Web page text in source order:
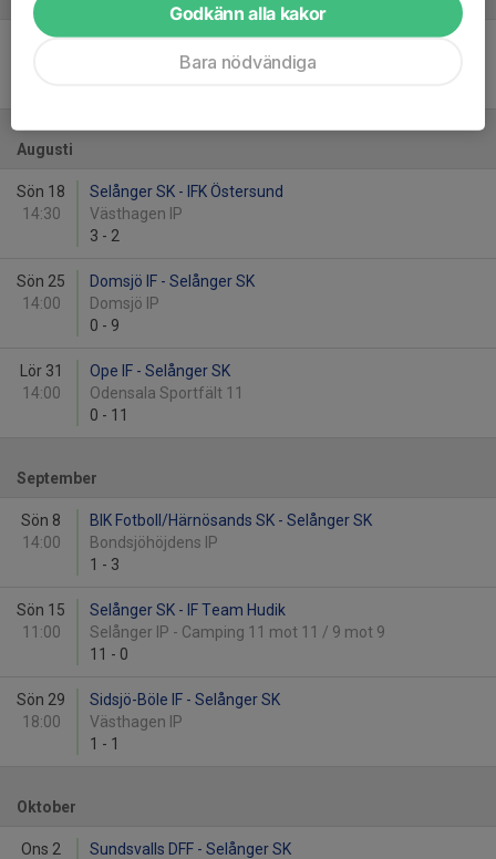
Ons 31
Selånger SK - Själevads IK/Arnäs IF
Augusti
Sön 18
14:30
Selånger SK - IFK Östersund
Västhagen IP
3 - 2
Sön 25
14:00
Domsjö IF - Selånger SK
Domsjö IP
0 - 9
Lör 31
14:00
Ope IF - Selånger SK
Odensala Sportfält 11
0 - 11
September
Sön 8
14:00
BIK Fotboll/Härnösands SK - Selånger SK
Bondsjöhöjdens IP
1 - 3
Sön 15
11:00
Selånger SK - IF Team Hudik
Selånger IP - Camping 11 mot 11 / 9 mot 9
11 - 0
Sön 29
18:00
Sidsjö-Böle IF - Selånger SK
Västhagen IP
1 - 1
Oktober
Ons 2
Sundsvalls DFF - Selånger SK
Godkänn alla kakor
Bara nödvändiga